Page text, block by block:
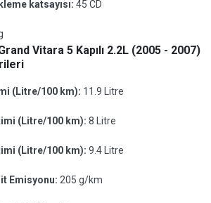
katsayısı: 45 CD
Vitara 5 Kapılı 2.2L (2005 - 2007)
(Litre/100 km): 11.9 Litre
(Litre/100 km): 8 Litre
(Litre/100 km): 9.4 Litre
Emisyonu: 205 g/km